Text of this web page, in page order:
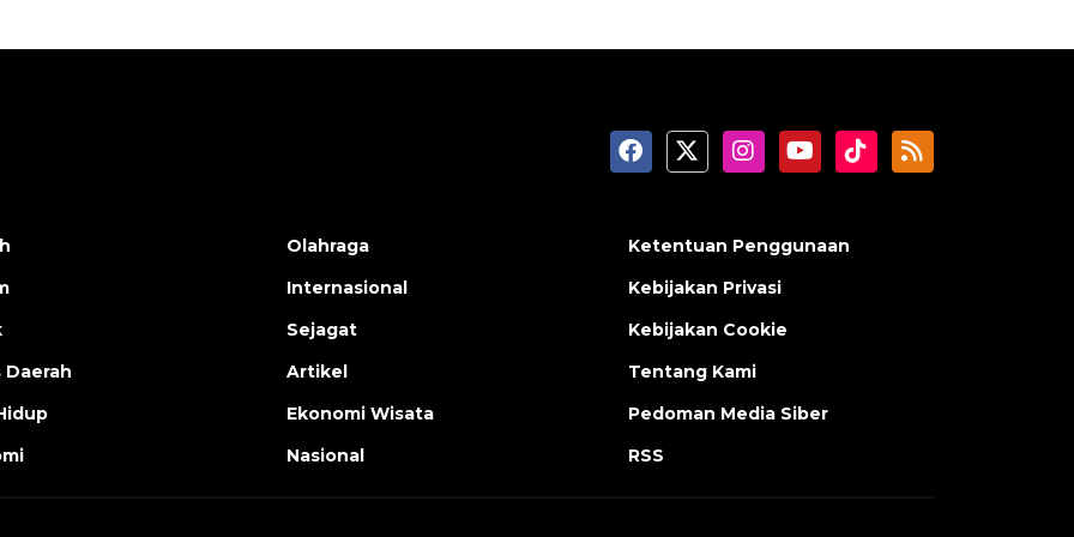
Olahraga
Internasional
Sejagat
Artikel
Ekonomi Wisata
Nasional
Ketentuan Penggunaan
Kebijakan Privasi
Kebijakan Cookie
Tentang Kami
Pedoman Media Siber
RSS